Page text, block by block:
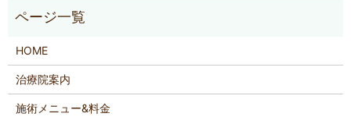
HOME
治療院案内
施術メニュー&料金